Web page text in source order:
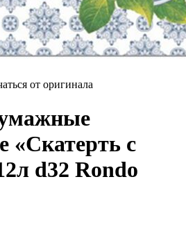
от оригинала
«Скатерть с
d32 Rondo